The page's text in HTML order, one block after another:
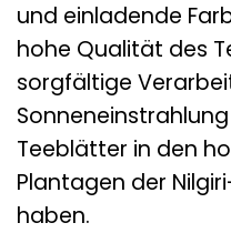
und einladende
hohe Qualität des
sorgfältige
Teeblätter in den
Plantagen der
haben.